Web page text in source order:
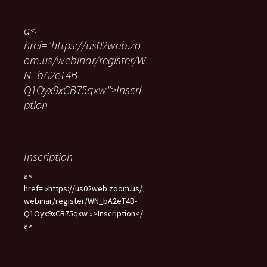
r
c
h
e
r
:
a<
href="https://us02web.zo
om.us/webinar/register/W
N_bA2eT4B-
Q1Oyx9xCB75qxw">Inscri
ption
Inscription
a<
href= »https://us02web.zoom.us/
webinar/register/WN_bA2eT4B-
Q1Oyx9xCB75qxw »>Inscription</
a>